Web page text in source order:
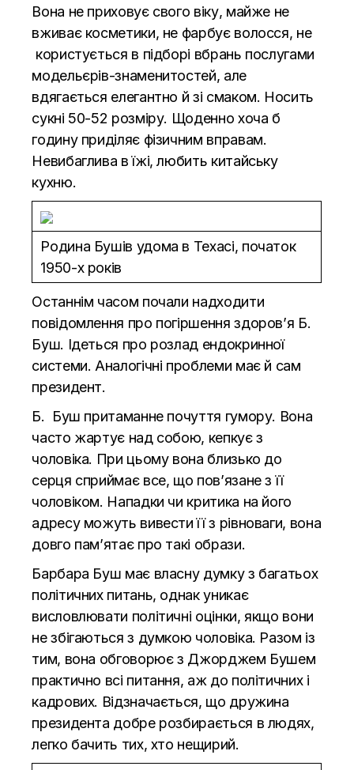
Вона не приховує свого віку, майже не
вживає косметики, не фарбує волосся, не
користується в підборі вбрань послугами
модельєрів-знаменитостей, але
вдягається елегантно й зі смаком. Носить
сукні 50-52 розміру. Щоденно хоча б
годину приділяє фізичним вправам.
Невибаглива в їжі, любить китайську
кухню.
Родина Бушів удома в Техасі, початок
1950-х років
Останнім часом почали надходити
повідомлення про погіршення здоров’я Б.
Буш. Ідеться про розлад ендокринної
системи. Аналогічні проблеми має й сам
президент.
Б. Буш притаманне почуття гумору. Вона
часто жартує над собою, кепкує з
чоловіка. При цьому вона близько до
серця сприймає все, що пов’язане з її
чоловіком. Нападки чи критика на його
адресу можуть вивести її з рівноваги, вона
довго пам’ятає про такі образи.
Барбара Буш має власну думку з багатьох
політичних питань, однак уникає
висловлювати політичні оцінки, якщо вони
не збігаються з думкою чоловіка. Разом із
тим, вона обговорює з Джорджем Бушем
практично всі питання, аж до політичних і
кадрових. Відзначається, що дружина
президента добре розбирається в людях,
легко бачить тих, хто нещирий.